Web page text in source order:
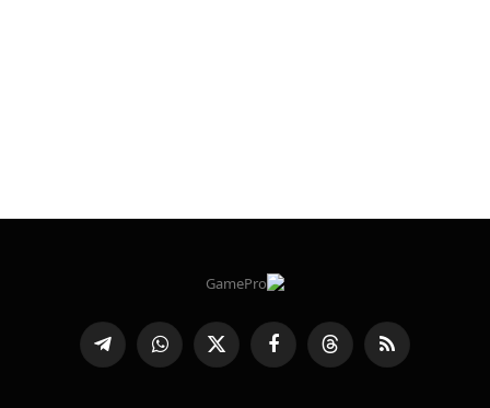
RSS
Threads פייסבוק
X
(טוויטר)
WhatsApp
Telegram